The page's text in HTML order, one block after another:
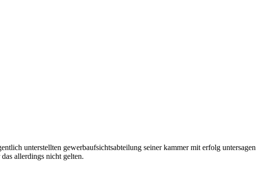
unterstellten gewerbaufsichtsabteilung seiner kammer mit erfolg untersagen
allerdings nicht gelten.